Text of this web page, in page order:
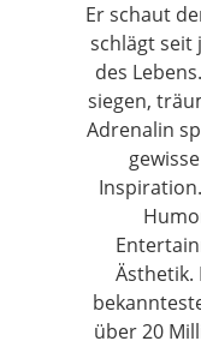
Er schaut
schlägt seit
des
siegen,
Adrenalin
Ästhetik.
über 20